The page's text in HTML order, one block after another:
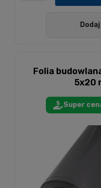
Folia
5x20
Super